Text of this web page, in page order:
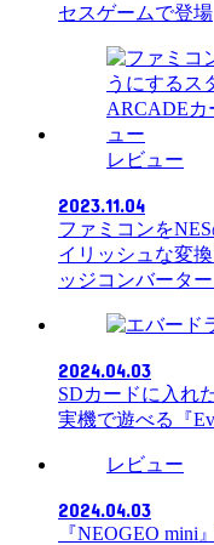
セスゲームで登場
レビュー
2023.11.04
ファミコンを
イリッシュな変
ッジコンバータ
2024.04.03
SDカードに入れ
実機で遊べる『
レビュー
2024.04.03
『NEOGEO